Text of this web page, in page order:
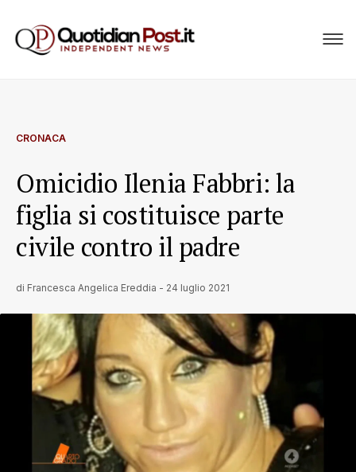
CRONACA
Omicidio Ilenia Fabbri: la
figlia si costituisce parte
civile contro il padre
di Francesca Angelica Ereddia - 24 luglio 2021